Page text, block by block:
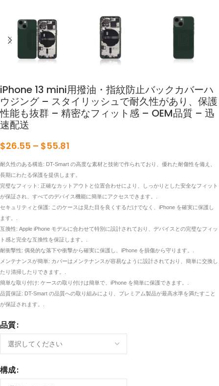
iPhone 13 mini用撥油・指紋防止バックカバーハ
ウジング – スタイリッシュで耐久性があり、保護
性能も抜群 – 精密なフィット感 – OEM品質 – 迅
速配送
$26.55 – $55.81
耐久性のある構造: DT-Smart の高度な素材と技術で作られており、優れた耐傷性を備え、
長期にわたる保護を提供します。
完璧なフィット: 正確なカットアウトと位置合わせにより、しっかりとした安全なフィット
が保証され、すべてのデバイス機能に簡単にアクセスできます。.
セキュリティと保護: このケースは見た目を良くするだけでなく、iPhone を確実に保護し
ます。.
互換性: Apple iPhone モデルに合わせて特別に設計されており、デバイスとの完璧なフィッ
ト感と完全な互換性を保証します。.
耐衝撃性: 偶発的な落下や衝撃から確実に保護し、iPhone を損傷から守ります。.
メンテナンスが簡単: カバーはメンテナンスが容易なように設計されており、簡単に交換し
たり清掃したりできます。.
簡単な取り付け: ケースの取り付けは簡単で、iPhone を簡単に保護できます。.
品質保証: DT-Smart の品質への取り組みにより、プレミアム製品が最高水準を満たすこと
が保証されます。.
品質
構成